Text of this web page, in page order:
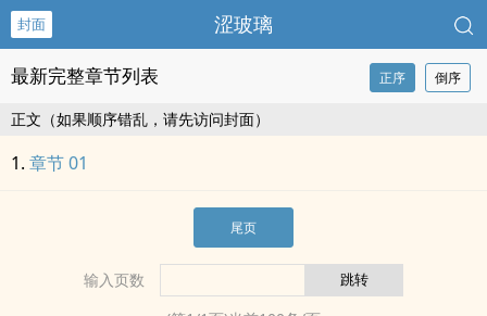
封面 涩玻璃
最新完整章节列表 正序 倒序
正文（如果顺序错乱，请先访问封面）
章节 01
尾页
输入页数